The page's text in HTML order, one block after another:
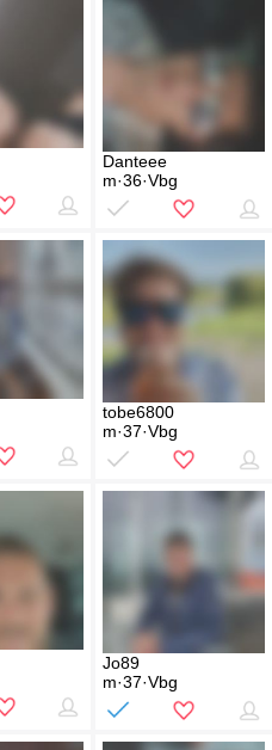
Danteee
m·36·Vbg
tobe6800
m·37·Vbg
Jo89
m·37·Vbg